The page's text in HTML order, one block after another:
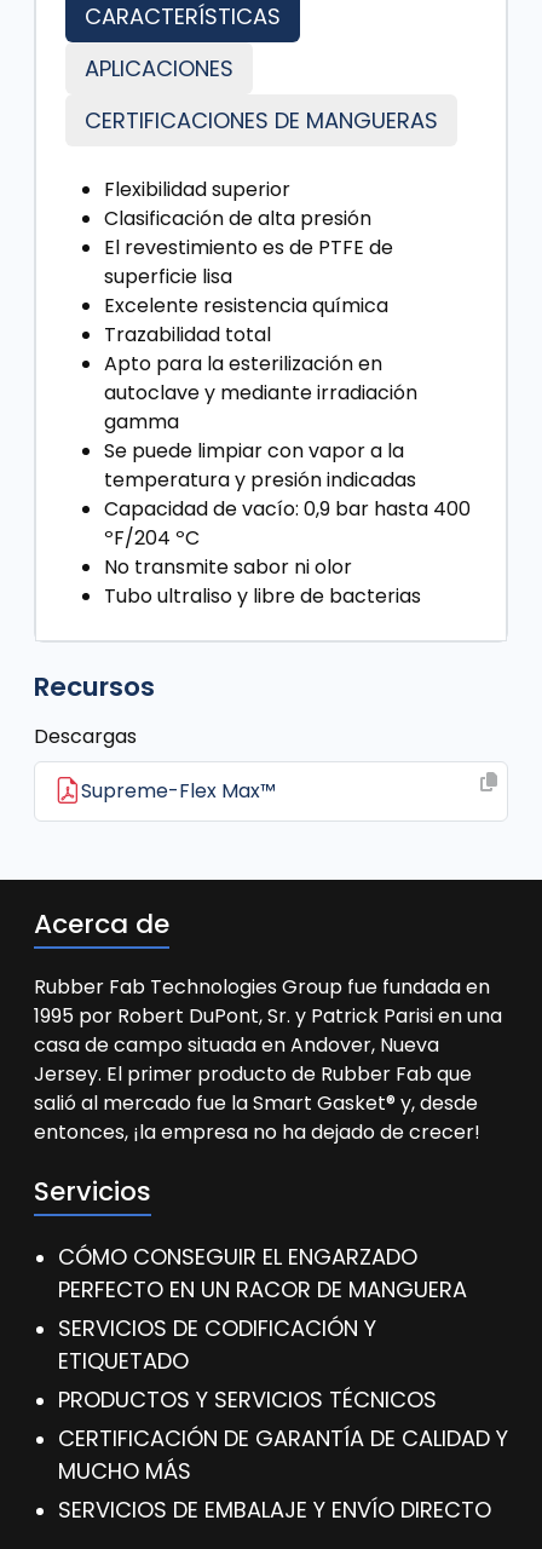
CARACTERÍSTICAS
APLICACIONES
CERTIFICACIONES DE MANGUERAS
Flexibilidad superior
Clasificación de alta presión
El revestimiento es de PTFE de
superficie lisa
Excelente resistencia química
Trazabilidad total
Apto para la esterilización en
autoclave y mediante irradiación
gamma
Se puede limpiar con vapor a la
temperatura y presión indicadas
Capacidad de vacío: 0,9 bar hasta 400
ºF/204 ºC
No transmite sabor ni olor
Tubo ultraliso y libre de bacterias
Recursos
Descargas
Supreme-Flex Max™
Acerca de
Rubber Fab Technologies Group fue fundada en
1995 por Robert DuPont, Sr. y Patrick Parisi en una
casa de campo situada en Andover, Nueva
Jersey. El primer producto de Rubber Fab que
salió al mercado fue la Smart Gasket® y, desde
entonces, ¡la empresa no ha dejado de crecer!
Servicios
CÓMO CONSEGUIR EL ENGARZADO
PERFECTO EN UN RACOR DE MANGUERA
SERVICIOS DE CODIFICACIÓN Y
ETIQUETADO
PRODUCTOS Y SERVICIOS TÉCNICOS
CERTIFICACIÓN DE GARANTÍA DE CALIDAD Y
MUCHO MÁS
SERVICIOS DE EMBALAJE Y ENVÍO DIRECTO